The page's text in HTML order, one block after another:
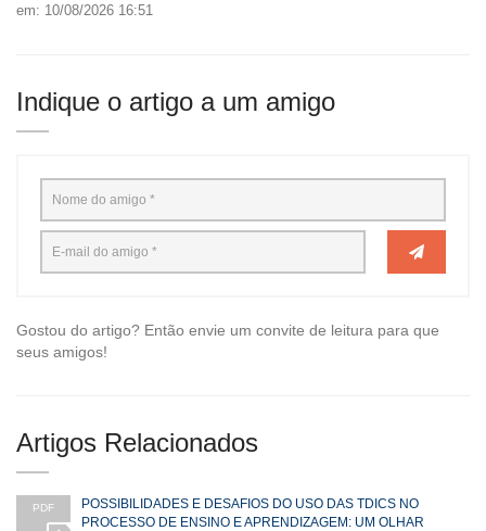
em: 10/08/2026 16:51
Indique o artigo a um amigo
Gostou do artigo? Então envie um convite de leitura para que
seus amigos!
Artigos Relacionados
PDF
POSSIBILIDADES E DESAFIOS DO USO DAS TDICS NO
PROCESSO DE ENSINO E APRENDIZAGEM: UM OLHAR